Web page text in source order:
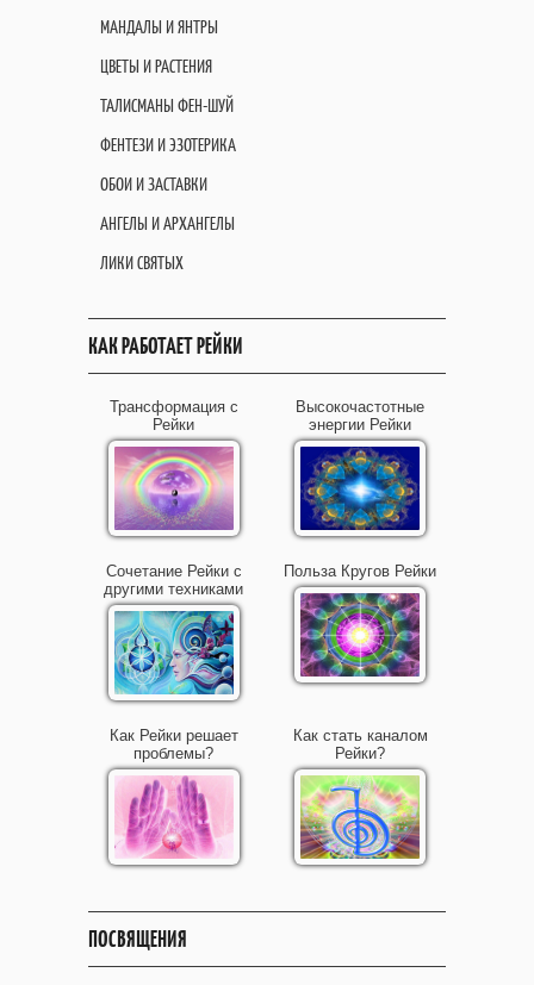
МАНДАЛЫ И ЯНТРЫ
ЦВЕТЫ И РАСТЕНИЯ
ТАЛИСМАНЫ ФЕН-ШУЙ
ФЕНТЕЗИ И ЭЗОТЕРИКА
ОБОИ И ЗАСТАВКИ
АНГЕЛЫ И АРХАНГЕЛЫ
ЛИКИ СВЯТЫХ
КАК РАБОТАЕТ РЕЙКИ
Трансформация с
Рейки
Высокочастотные
энергии Рейки
Сочетание Рейки с
другими техниками
Польза Кругов Рейки
Как Рейки решает
проблемы?
Как стать каналом
Рейки?
ПОСВЯЩЕНИЯ